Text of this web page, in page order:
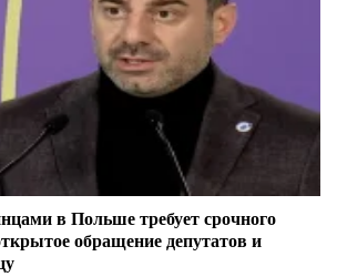
в Польше требует срочного
обращение депутатов и